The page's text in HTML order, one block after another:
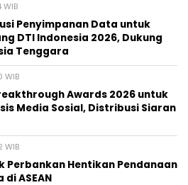
Penyimpanan Data untuk
DTI Indonesia 2026, Dukung
Tenggara
WIB
Awards 2026 untuk
Media Sosial, Distribusi Siaran
WIB
Perbankan Hentikan Pendanaan
ASEAN